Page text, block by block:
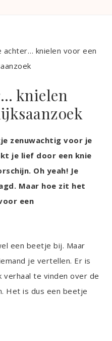
achter… knielen voor een
knielen
zenuwachtig voor je
je lief door een knie
Oh yeah! Je
Maar hoe zit het
een
een beetje bij. Maar
je vertellen. Er is
te vinden over de
Het is dus een beetje